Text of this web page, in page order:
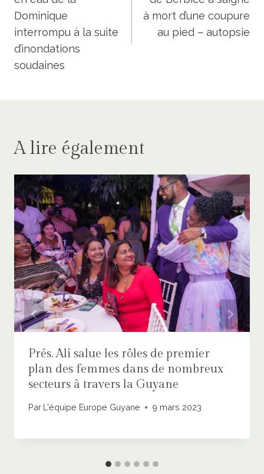
l’article
Dominique
interrompu à la suite
d’inondations
soudaines
à mort d’une coupure
au pied – autopsie
A lire également
Prés. Ali salue les rôles de premier
plan des femmes dans de nombreux
secteurs à travers la Guyane
Par L'équipe Europe Guyane 9 mars 2023